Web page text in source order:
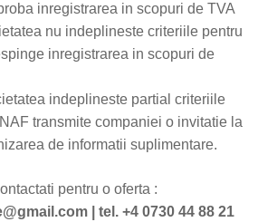
inregistrarea in scopuri de TVA
nu indeplineste criteriile pentru
inregistrarea in scopuri de
indeplineste partial criteriile
transmite companiei o invitatie la
de informatii suplimentare.
pentru o oferta :
| tel. +4 0730 44 88 21